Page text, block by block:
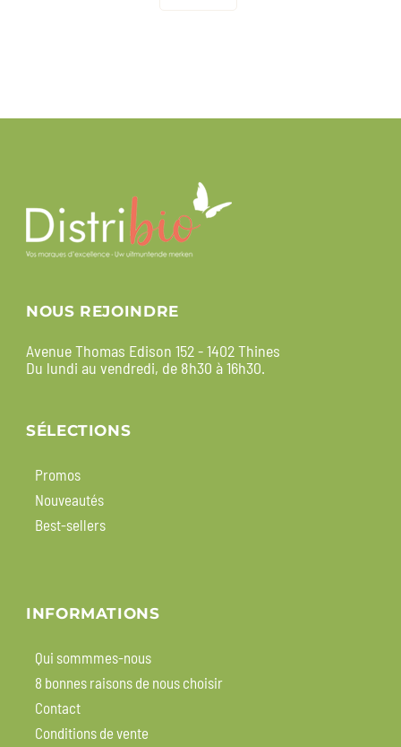
NOUS REJOINDRE
Avenue Thomas Edison 152 - 1402 Thines
Du lundi au vendredi, de 8h30 à 16h30.
SÉLECTIONS
Promos
Nouveautés
Best-sellers
INFORMATIONS
Qui sommmes-nous
8 bonnes raisons de nous choisir
Contact
Conditions de vente